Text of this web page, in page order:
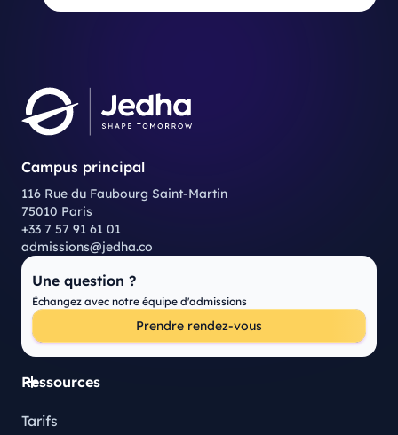
Campus principal
116 Rue du Faubourg Saint-Martin
75010 Paris
+33 7 57 91 61 01
admissions@jedha.co
Une question ?
Échangez avec notre équipe d'admissions
Prendre rendez-vous
Ressources
Tarifs